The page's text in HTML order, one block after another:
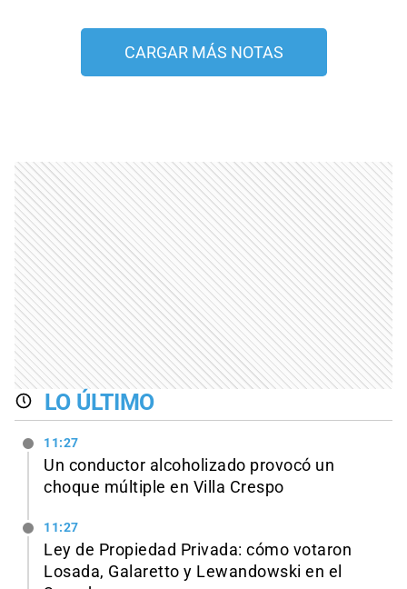
CARGAR MÁS NOTAS
LO ÚLTIMO
11:27
Un conductor alcoholizado provocó un
choque múltiple en Villa Crespo
11:27
Ley de Propiedad Privada: cómo votaron
Losada, Galaretto y Lewandowski en el